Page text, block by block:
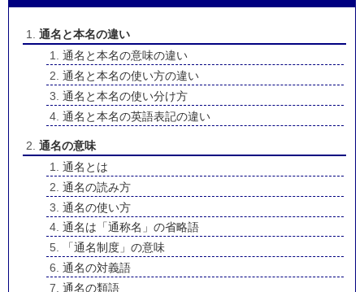
通名と本名の違い
通名と本名の意味の違い
通名と本名の使い方の違い
通名と本名の使い分け方
通名と本名の英語表記の違い
通名の意味
通名とは
通名の読み方
通名の使い方
通名は「通称名」の省略語
「通名制度」の意味
通名の対義語
通名の類語